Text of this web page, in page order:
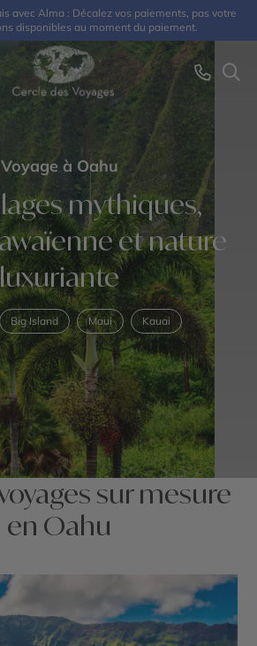
avec Alma : Décalez vos paiements, pas votre
disponibles au moment du paiement.
Voyage à Oahu
mythiques,
et nature
luxuriante
Big Island Maui Kauai
sur mesure
en Oahu